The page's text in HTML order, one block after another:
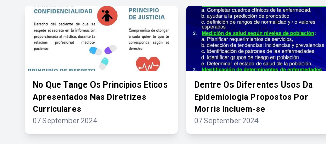
No Que Tange Os Principios Eticos
Apresentados Nas Diretrizes
Curriculares
07 September 2024
Dentre Os Diferentes Usos Da
Epidemiologia Propostos Por
Morris Incluem-se
07 September 2024